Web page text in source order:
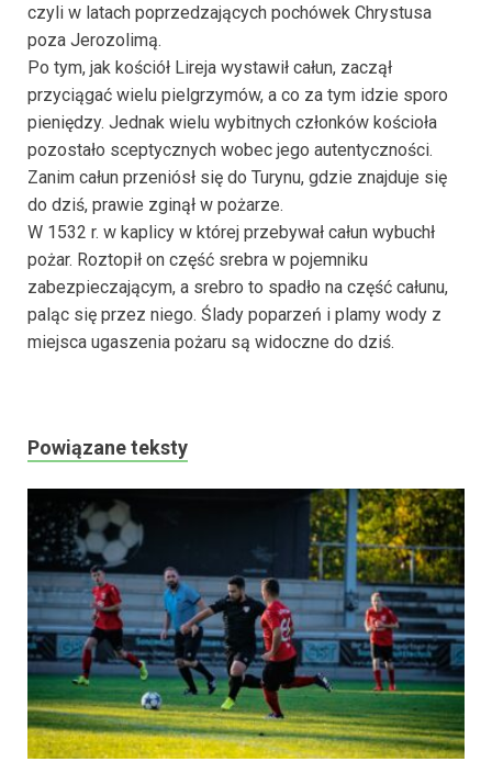
czyli w latach poprzedzających pochówek Chrystusa
poza Jerozolimą.
Po tym, jak kościół Lireja wystawił całun, zaczął
przyciągać wielu pielgrzymów, a co za tym idzie sporo
pieniędzy. Jednak wielu wybitnych członków kościoła
pozostało sceptycznych wobec jego autentyczności.
Zanim całun przeniósł się do Turynu, gdzie znajduje się
do dziś, prawie zginął w pożarze.
W 1532 r. w kaplicy w której przebywał całun wybuchł
pożar. Roztopił on część srebra w pojemniku
zabezpieczającym, a srebro to spadło na część całunu,
paląc się przez niego. Ślady poparzeń i plamy wody z
miejsca ugaszenia pożaru są widoczne do dziś.
Powiązane teksty